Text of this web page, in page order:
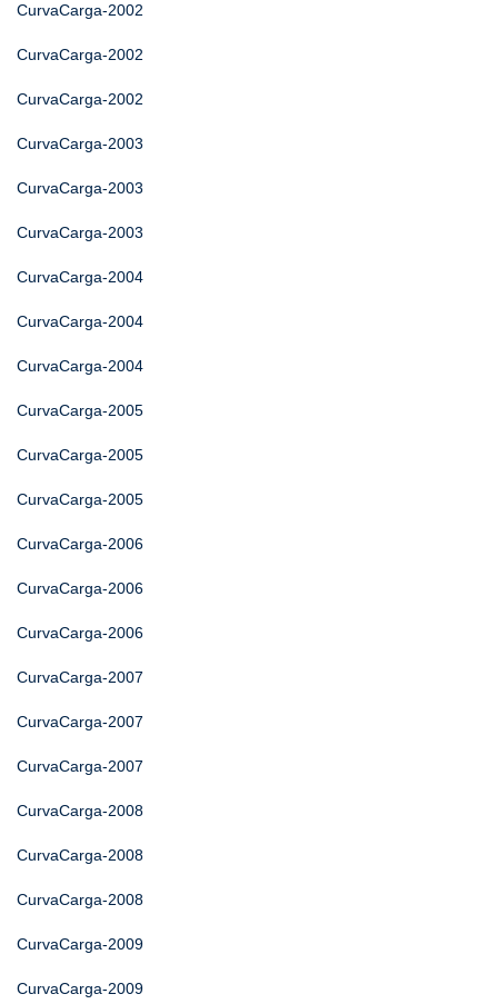
CurvaCarga-2002
CurvaCarga-2002
CurvaCarga-2002
CurvaCarga-2003
CurvaCarga-2003
CurvaCarga-2003
CurvaCarga-2004
CurvaCarga-2004
CurvaCarga-2004
CurvaCarga-2005
CurvaCarga-2005
CurvaCarga-2005
CurvaCarga-2006
CurvaCarga-2006
CurvaCarga-2006
CurvaCarga-2007
CurvaCarga-2007
CurvaCarga-2007
CurvaCarga-2008
CurvaCarga-2008
CurvaCarga-2008
CurvaCarga-2009
CurvaCarga-2009